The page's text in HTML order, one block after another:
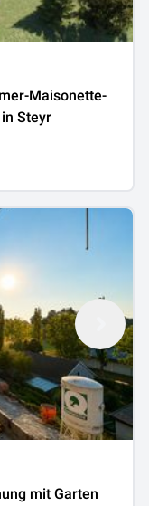
Maisonette-
Steyr
mit Garten